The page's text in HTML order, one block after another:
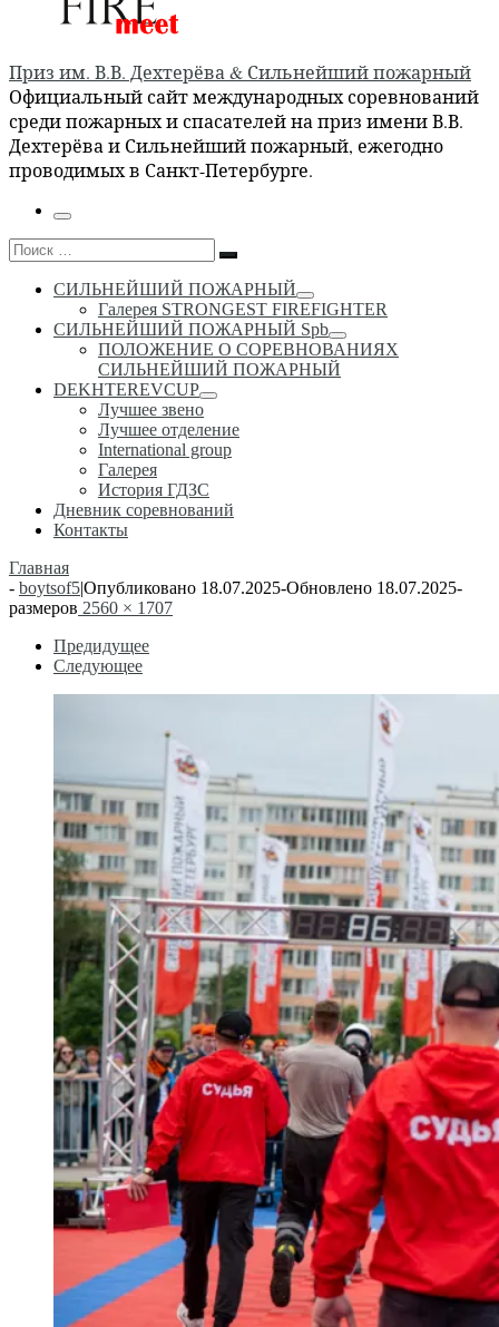
Приз им. В.В. Дехтерёва & Сильнейший пожарный
Официальный сайт международных соревнований
среди пожарных и спасателей на приз имени В.В.
Дехтерёва и Сильнейший пожарный, ежегодно
проводимых в Санкт-Петербурге.
Меню
Поиск
Поиск
…
СИЛЬНЕЙШИЙ ПОЖАРНЫЙ
Галерея STRONGEST FIREFIGHTER
СИЛЬНЕЙШИЙ ПОЖАРНЫЙ Spb
ПОЛОЖЕНИЕ О СОРЕВНОВАНИЯХ
СИЛЬНЕЙШИЙ ПОЖАРНЫЙ
DEKHTEREVCUP
Лучшее звено
Лучшее отделение
International group
Галерея
История ГДЗС
Дневник соревнований
Контакты
Главная
- boytsof5|Опубликовано 18.07.2025-Обновлено 18.07.2025-
размеров 2560 × 1707
Навигация
изображениям
Предидущее
Следующее